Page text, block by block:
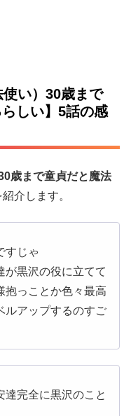
使い）30歳まで
しい】5話の感
歳まで童貞だと魔法
紹介します。
すじゃ
黒沢の役に立てて
抱っことか色々最高
ルアップするのすご
達完全に黒沢のこと